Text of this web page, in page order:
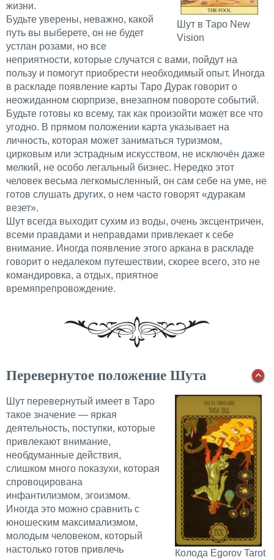
Шут в Таро New
Vision
жизни.
Будьте уверены, неважно, какой
путь вы выберете, он не будет
устлан розами, но все
неприятности, которые случатся с вами, пойдут на
пользу и помогут приобрести необходимый опыт. Иногда
в раскладе появление карты Таро Дурак говорит о
неожиданном сюрпризе, внезапном повороте событий.
Будьте готовы ко всему, так как произойти может все что
угодно. В прямом положении карта указывает на
личность, которая может заниматься туризмом,
цирковым или эстрадным искусством, не исключён даже
мелкий, не особо легальный бизнес. Нередко этот
человек весьма легкомысленный, он сам себе на уме, не
готов слушать других, о нем часто говорят «дуракам
везет».
Шут всегда выходит сухим из воды, очень эксцентричен,
всеми правдами и неправдами привлекает к себе
внимание. Иногда появление этого аркана в раскладе
говорит о недалеком путешествии, скорее всего, это не
командировка, а отдых, приятное
времяпрепровождение.
Перевернутое положение Шута
Колода Egorov Tarot
Шут перевернутый имеет в Таро
такое значение — яркая
деятельность, поступки, которые
привлекают внимание,
необдуманные действия,
слишком много показухи, которая
спровоцирована
инфантилизмом, эгоизмом.
Иногда это можно сравнить с
юношеским максимализмом,
молодым человеком, который
настолько готов привлечь